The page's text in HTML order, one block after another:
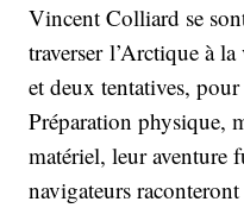
Vincent Colliard se
traverser l’Arctique à
et deux tentatives,
Préparation physique,
matériel, leur aventure
navigateurs